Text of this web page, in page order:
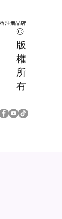
注册品牌
©
版
權
所
有